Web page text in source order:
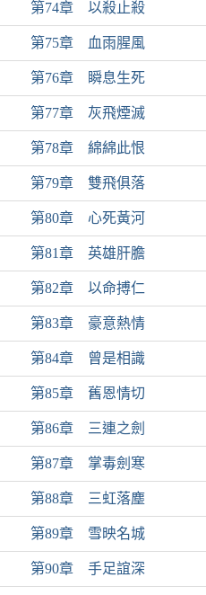
第74章 以殺止殺
第75章 血雨腥風
第76章 瞬息生死
第77章 灰飛煙滅
第78章 綿綿此恨
第79章 雙飛俱落
第80章 心死黃河
第81章 英雄肝膽
第82章 以命搏仁
第83章 豪意熱情
第84章 曾是相識
第85章 舊恩情切
第86章 三連之劍
第87章 掌毒劍寒
第88章 三虹落塵
第89章 雪映名城
第90章 手足誼深